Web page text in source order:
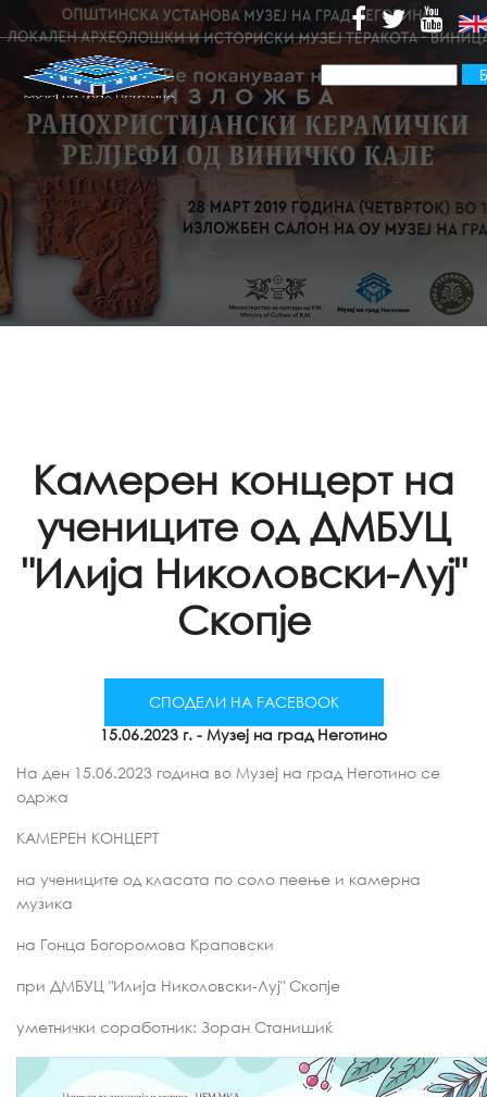
Камерен концерт на
учениците од ДМБУЦ
"Илија Николовски-Луј"
Скопје
СПОДЕЛИ НА FACEBOOK
15.06.2023 г. - Музеј на град Неготино
На ден 15.06.2023 година во Музеј на град Неготино се
одржа
КАМЕРЕН КОНЦЕРТ
на учениците од класата по соло пеење и камерна
музика
на Гонца Богоромова Краповски
при ДМБУЦ "Илија Николовски-Луј" Скопје
уметнички соработник: Зоран Станишиќ